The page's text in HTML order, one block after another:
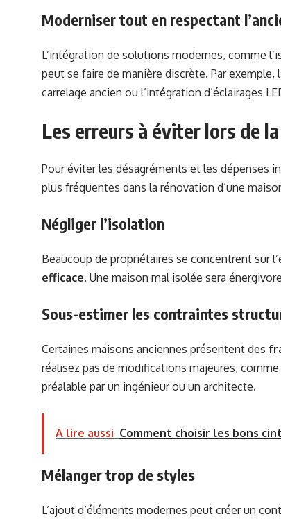
Moderniser tout en respectant
L’intégration de solutions modernes, comme
peut se faire de manière discrète. Par exemple,
carrelage ancien ou l’intégration d’éclairages
Les erreurs à éviter lors de
Pour éviter les désagréments et les dépenses
plus fréquentes dans la rénovation d’une
Négliger l’isolation
Beaucoup de propriétaires se concentrent sur
efficace. Une maison mal isolée sera
Sous-estimer les contraintes
Certaines maisons anciennes présentent des
réalisez pas de modifications majeures,
préalable par un ingénieur ou un architecte.
A lire aussi Comment choisir les bons
Mélanger trop de styles
L’ajout d’éléments modernes peut créer un